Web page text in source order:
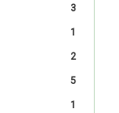
3
1
2
5
1